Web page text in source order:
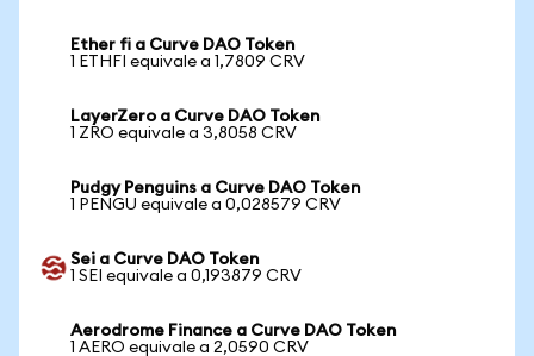
Ether fi a Curve DAO Token
1 ETHFI equivale a 1,7809 CRV
LayerZero a Curve DAO Token
1 ZRO equivale a 3,8058 CRV
Pudgy Penguins a Curve DAO Token
1 PENGU equivale a 0,028579 CRV
Sei a Curve DAO Token
1 SEI equivale a 0,193879 CRV
Aerodrome Finance a Curve DAO Token
1 AERO equivale a 2,0590 CRV